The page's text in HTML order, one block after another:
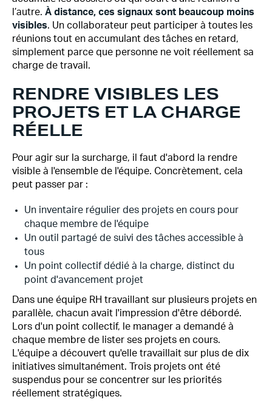
l’autre. À distance, ces signaux sont beaucoup moins
visibles. Un collaborateur peut participer à toutes les
réunions tout en accumulant des tâches en retard,
simplement parce que personne ne voit réellement sa
charge de travail.
RENDRE VISIBLES LES
PROJETS ET LA CHARGE
RÉELLE
Pour agir sur la surcharge, il faut d'abord la rendre
visible à l'ensemble de l'équipe. Concrètement, cela
peut passer par :
Un inventaire régulier des projets en cours pour
chaque membre de l'équipe
Un outil partagé de suivi des tâches accessible à
tous
Un point collectif dédié à la charge, distinct du
point d'avancement projet
Dans une équipe RH travaillant sur plusieurs projets en
parallèle, chacun avait l'impression d'être débordé.
Lors d'un point collectif, le manager a demandé à
chaque membre de lister ses projets en cours.
L'équipe a découvert qu'elle travaillait sur plus de dix
initiatives simultanément. Trois projets ont été
suspendus pour se concentrer sur les priorités
réellement stratégiques.